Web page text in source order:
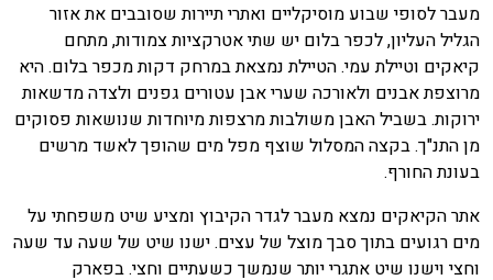
מעבר לסופי שבוע מוסיקליים ואתרי תיירות שסובבים את אזור
הגליל העליון, לכפר בלום יש שתי אטרקציות צמודות, מתחם
קיאקים וטיילת עמי. הטיילת נמצאת במרחק דקות מכפר בלום. היא
מרוצפת אבנים ולאורכה שערי אבן עטורים גפנים ולצדה מדשאות
ירוקות. בשביל האבן משולבות מרצפות מיוחדות שנושאות פסוקים
מן התנ"ך. בקצה המסלול שוצף מפל מים שהופך לאשד מרשים
בעונת החורף.
אתר הקיאקים נמצא מעבר לגדר הקיבוץ ומציע שיט משפחתי על
מים רגועים בתוך סבך מוצל של עצים. ישנו שיט של שעה עד שעה
וחצי וישנו שיט אתגרי יותר שנמשך כשעתיים וחצי. בפארק